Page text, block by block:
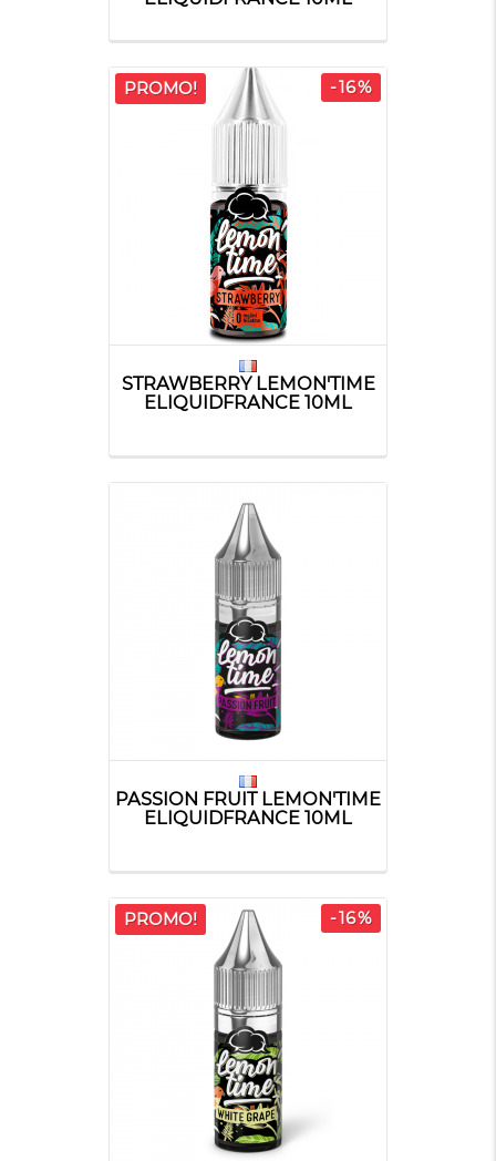
PROMO! -16%
STRAWBERRY LEMON'TIME
ELIQUIDFRANCE 10ML
PASSION FRUIT LEMON'TIME
ELIQUIDFRANCE 10ML
PROMO! -16%